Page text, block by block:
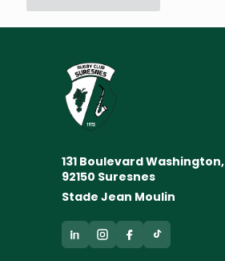
131 Boulevard Washington,
92150 Suresnes
Stade Jean Moulin